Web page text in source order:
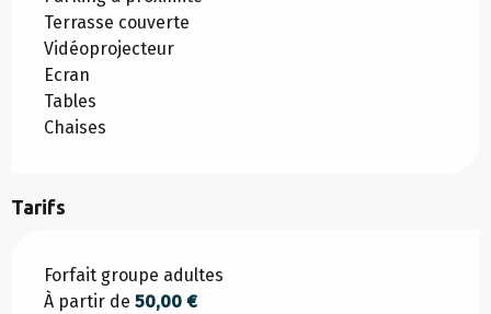
Terrasse couverte
Vidéoprojecteur
Ecran
Tables
Chaises
Tarifs
Tarifs 2026
Forfait groupe adultes
À partir de 50,00 €